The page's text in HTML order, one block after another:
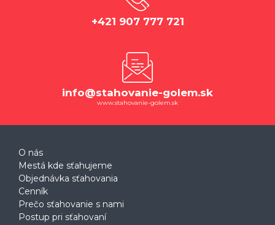
+421 907 777 721
info@stahovanie-golem.sk
www.stahovanie-golem.sk
O nás
Mestá kde sťahujeme
Objednávka sťahovania
Cenník
Prečo sťahovanie s nami
Postup pri sťahovaní